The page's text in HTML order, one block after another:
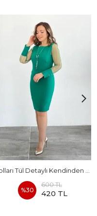
%30
600 TL
420 TL